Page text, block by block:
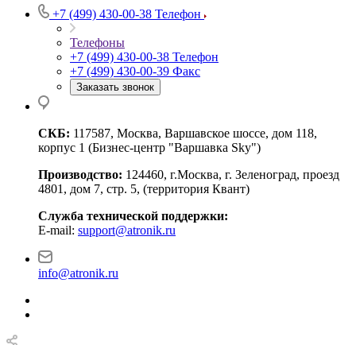
+7 (499) 430-00-38 Телефон
Телефоны
+7 (499) 430-00-38 Телефон
+7 (499) 430-00-39 Факс
Заказать звонок
СКБ: 117587, Москва, Варшавское шоссе, дом 118,
корпус 1 (Бизнес-центр "Варшавка Sky")
Производство: 124460, г.Москва, г. Зеленоград, проезд
4801, дом 7, стр. 5, (территория Квант)
Служба технической поддержки:
E-mail: support@atronik.ru
info@atronik.ru